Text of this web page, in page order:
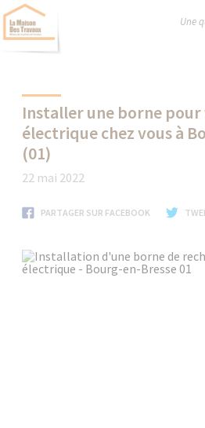
Une
Installer une borne pour
électrique chez vous à
(01)
22 mai 2022
PARTAGER SUR FACEBOOK